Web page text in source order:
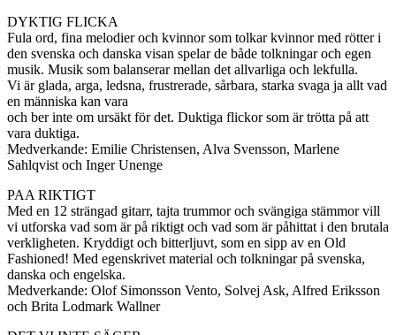
DYKTIG FLICKA
Fula ord, fina melodier och kvinnor som tolkar kvinnor med rötter i
den svenska och danska visan spelar de både tolkningar och egen
musik. Musik som balanserar mellan det allvarliga och lekfulla.
Vi är glada, arga, ledsna, frustrerade, sårbara, starka svaga ja allt vad
en människa kan vara
och ber inte om ursäkt för det. Duktiga flickor som är trötta på att
vara duktiga.
Medverkande: Emilie Christensen, Alva Svensson, Marlene
Sahlqvist och Inger Unenge
PAA RIKTIGT
Med en 12 strängad gitarr, tajta trummor och svängiga stämmor vill
vi utforska vad som är på riktigt och vad som är påhittat i den brutala
verkligheten. Kryddigt och bitterljuvt, som en sipp av en Old
Fashioned! Med egenskrivet material och tolkningar på svenska,
danska och engelska.
Medverkande: Olof Simonsson Vento, Solvej Ask, Alfred Eriksson
och Brita Lodmark Wallner